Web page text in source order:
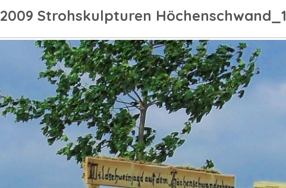
2009 Strohskulpturen Höchenschwand_1